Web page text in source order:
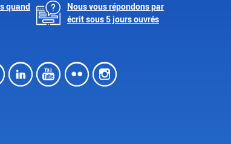
quand
Nous vous répondons par
écrit sous 5 jours ouvrés
LinkedIn
Youtube
FlickrInstagram